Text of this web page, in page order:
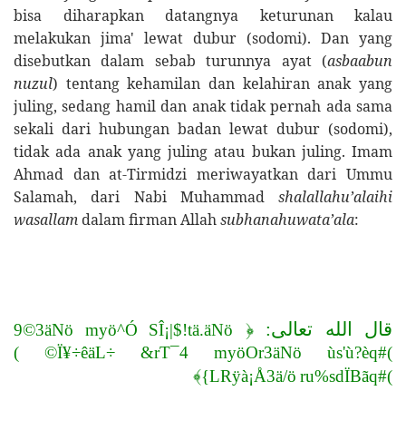
bisa diharapkan datangnya keturunan kalau
melakukan jima' lewat dubur (sodomi). Dan yang
disebutkan dalam sebab turunnya ayat (asbaabun
nuzul) tentang kehamilan dan kelahiran anak yang
juling, sedang hamil dan anak tidak pernah ada sama
sekali dari hubungan badan lewat dubur (sodomi),
tidak ada anak yang juling atau bukan juling. Imam
Ahmad dan at-Tirmidzi meriwayatkan dari Ummu
Salamah, dari Nabi Muhammad shalallahu’alaihi
wasallamdalam firman Allahsubhanahuwata’ala:
قال الله تعالى: ﴿ ö
N
ä
.
ä
t
!
$
|
¡
Î
S
Ó
^
ö
y
m
ö
N
ä
3
©
9
(
#
q
è
?
ù
'
s
ù
ö
N
ä
3
r
O
ö
y
m
4
¯
T
r
&
÷
L
ä
ê
÷
¥
Ï
©
(
(
#
q
ã
B
Ï
d
s
%
u
r
ö
/
ä
3
Å
¡
à
ÿ
R
L
{﴾